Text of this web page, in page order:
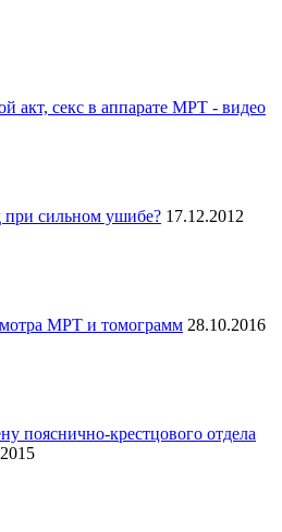
акт, секс в аппарате МРТ - видео
при сильном ушибе? 17.12.2012
МРТ и томограмм 28.10.2016
пояснично-крестцового отдела